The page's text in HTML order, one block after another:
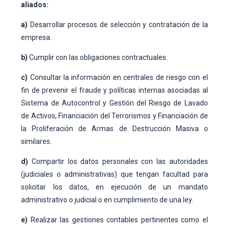
aliados:
a) Desarrollar procesos de selección y contratación de la
empresa.
b) Cumplir con las obligaciones contractuales.
c) Consultar la información en centrales de riesgo con el
fin de prevenir el fraude y políticas internas asociadas al
Sistema de Autocontrol y Gestión del Riesgo de Lavado
de Activos, Financiación del Terrorismos y Financiación de
la Proliferación de Armas de Destrucción Masiva o
similares.
d) Compartir los datos personales con las autoridades
(judiciales o administrativas) que tengan facultad para
solicitar los datos, en ejecución de un mandato
administrativo o judicial o en cumplimiento de una ley.
e) Realizar las gestiones contables pertinentes como el